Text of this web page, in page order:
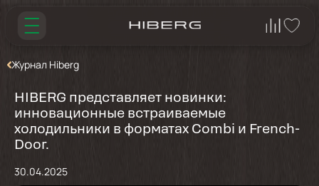
Журнал Hiberg
HIBERG представляет новинки:
инновационные встраиваемые
холодильники в форматах Combi и French-
Door.
30.04.2025